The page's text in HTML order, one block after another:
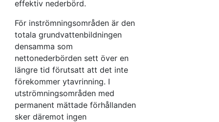
effektiv nederbörd.
För inströmningsområden är den
totala grundvattenbildningen
densamma som
nettonederbörden sett över en
längre tid förutsatt att det inte
förekommer ytavrinning. I
utströmningsområden med
permanent mättade förhållanden
sker däremot ingen